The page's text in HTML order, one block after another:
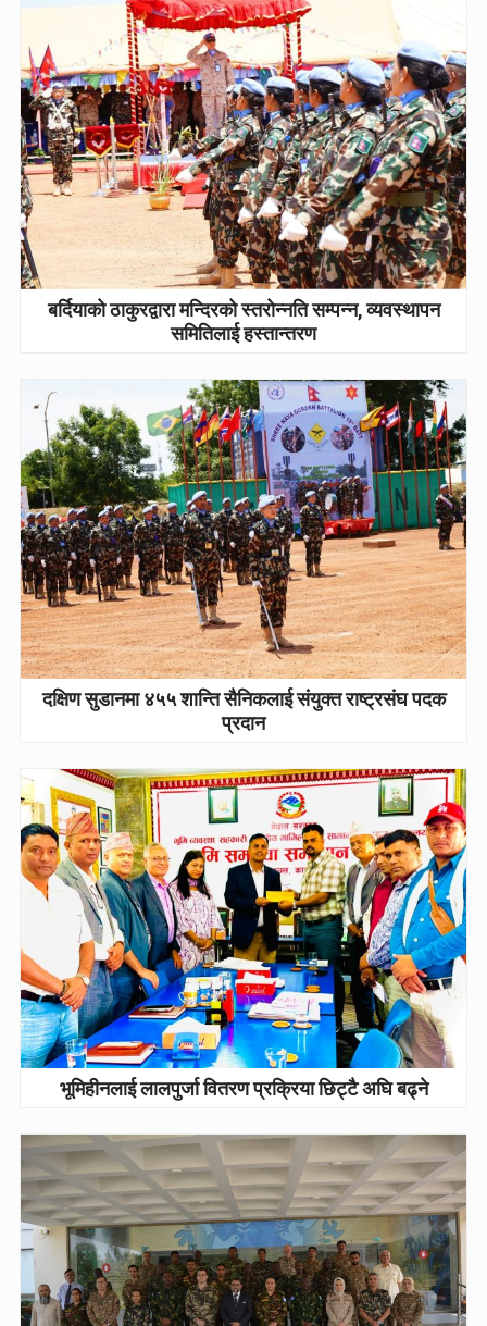
बर्दियाको ठाकुरद्वारा मन्दिरको स्तरोन्नति सम्पन्न, व्यवस्थापन
समितिलाई हस्तान्तरण
दक्षिण सुडानमा ४५५ शान्ति सैनिकलाई संयुक्त राष्ट्रसंघ पदक
प्रदान
भूमिहीनलाई लालपुर्जा वितरण प्रक्रिया छिट्टै अघि बढ्ने